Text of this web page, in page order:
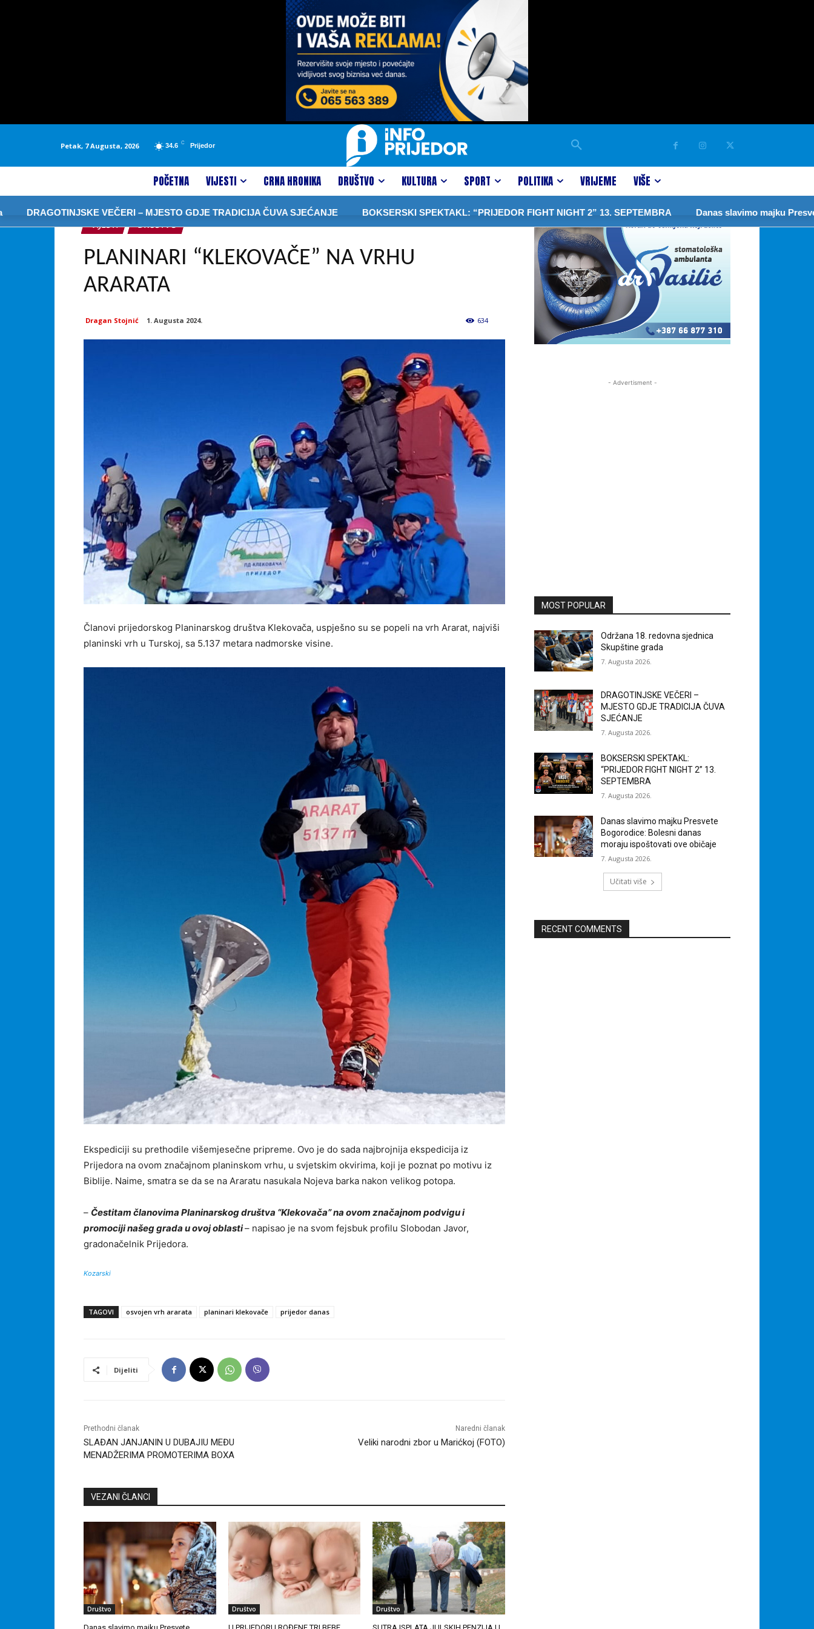
Petak, 7 Augusta, 2026 34.6 C Prijedor
POČETNA VIJESTI CRNA HRONIKA DRUŠTVO KULTURA SPORT POLITIKA VRIJEME VIŠE
VEČERI – MJESTO GDJE TRADICIJA ČUVA SJEĆANJE BOKSERSKI SPEKTAKL: “PRIJEDOR FIGHT NIGHT 2” 13. SEPTEMBRA Danas slavimo majku Presvete
VIJESTI DRUŠTVO
PLANINARI “KLEKOVAČE” NA VRHU
ARARATA
Dragan Stojnić 1. Augusta 2024. 634
Članovi prijedorskog Planinarskog društva Klekovača, uspješno su se popeli na vrh Ararat, najviši
planinski vrh u Turskoj, sa 5.137 metara nadmorske visine.
Ekspediciji su prethodile višemjesečne pripreme. Ovo je do sada najbrojnija ekspedicija iz
Prijedora na ovom značajnom planinskom vrhu, u svjetskim okvirima, koji je poznat po motivu iz
Biblije. Naime, smatra se da se na Araratu nasukala Nojeva barka nakon velikog potopa.
– Čestitam članovima Planinarskog društva “Klekovača” na ovom značajnom podvigu i
promociji našeg grada u ovoj oblasti– napisao je na svom fejsbuk profilu Slobodan Javor,
gradonačelnik Prijedora.
Kozarski
TAGOVI osvojen vrh ararata planinari klekovače prijedor danas
Dijeliti
Prethodni članak
SLAĐAN JANJANIN U DUBAJIU MEĐU
MENADŽERIMA PROMOTERIMA BOXA
Naredni članak
Veliki narodni zbor u Marićkoj (FOTO)
VEZANI ČLANCI
Društvo Društvo Društvo
- Advertisment -
MOST POPULAR
Održana 18. redovna sjednica
Skupštine grada
7. Augusta 2026.
DRAGOTINJSKE VEČERI –
MJESTO GDJE TRADICIJA ČUVA
SJEĆANJE
7. Augusta 2026.
BOKSERSKI SPEKTAKL:
“PRIJEDOR FIGHT NIGHT 2” 13.
SEPTEMBRA
7. Augusta 2026.
Danas slavimo majku Presvete
Bogorodice: Bolesni danas
moraju ispoštovati ove običaje
7. Augusta 2026.
Učitati više
RECENT COMMENTS